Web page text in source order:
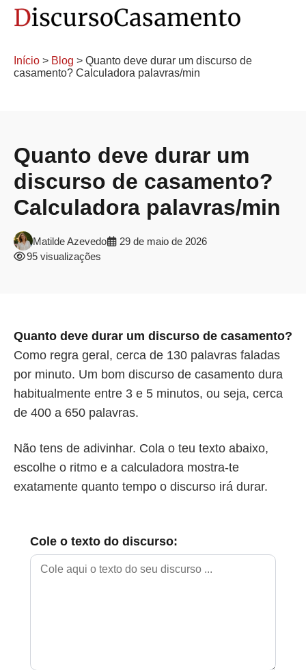
Início > Blog > Quanto deve durar um discurso de
casamento? Calculadora palavras/min
Quanto deve durar um
discurso de casamento?
Calculadora palavras/min
Matilde Azevedo
29 de maio de 2026
95 visualizações
Quanto deve durar um discurso de casamento?
Como regra geral, cerca de 130 palavras faladas
por minuto. Um bom discurso de casamento dura
habitualmente entre 3 e 5 minutos, ou seja, cerca
de 400 a 650 palavras.
Não tens de adivinhar. Cola o teu texto abaixo,
escolhe o ritmo e a calculadora mostra-te
exatamente quanto tempo o discurso irá durar.
Cole o texto do discurso: